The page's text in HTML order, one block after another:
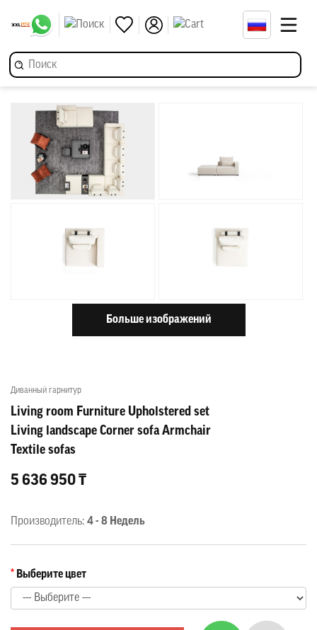
Больше изображений
Диванный гарнитур
Living room Furniture Upholstered set
Living landscape Corner sofa Armchair
Textile sofas
5 636 950 ₸
Производитель: 4 - 8 Недель
Выберите цвет